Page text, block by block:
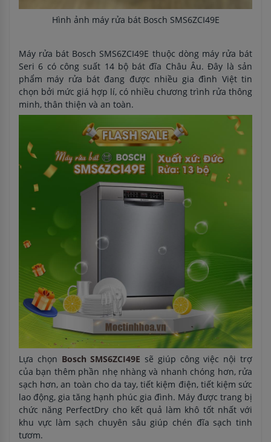
Hình ảnh máy rửa bát Bosch SMS6ZCI49E
Máy rửa bát Bosch SMS6ZCI49E thuộc dòng máy rửa bát
Seri 6 có công suất 14 bộ bát đĩa Châu Âu. Đây là sản
phẩm máy rửa bát đang được nhiều gia đình Việt tin
chọn bởi mức giá hợp lí, có nhiều chương trình rửa thông
minh, thân thiện và an toàn.
Lựa chọn Bosch SMS6ZCI49E sẽ giúp công việc nội trợ
của bạn thêm phần nhẹ nhàng và nhanh chóng hơn, rửa
sạch hơn, an toàn cho da tay, tiết kiệm điện, tiết kiệm sức
lao động, gia tăng hạnh phúc gia đình. Máy được trang bị
chức năng PerfectDry cho kết quả làm khô tốt nhất với
khu vực làm sạch chuyên sâu giúp chén đĩa sạch tinh
tươm.